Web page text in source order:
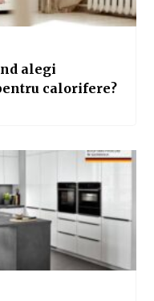
alegi
calorifere?